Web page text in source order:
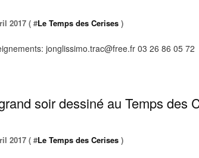
2017 ( #Le Temps des Cerises )
jonglissimo.trac@free.fr 03 26 86 05 72
soir dessiné au Temps des
2017 ( #Le Temps des Cerises )